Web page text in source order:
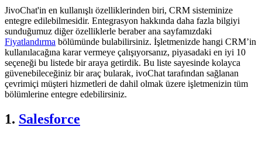
JivoChat'in en kullanışlı özelliklerinden biri, CRM sisteminize
entegre edilebilmesidir. Entegrasyon hakkında daha fazla bilgiyi
sunduğumuz diğer özelliklerle beraber ana sayfamızdaki
Fiyatlandırma bölümünde bulabilirsiniz. İşletmenizde hangi CRM’in
kullanılacağına karar vermeye çalışıyorsanız, piyasadaki en iyi 10
seçeneği bu listede bir araya getirdik. Bu liste sayesinde kolayca
güvenebileceğiniz bir araç bularak, ivoChat tarafından sağlanan
çevrimiçi müşteri hizmetleri de dahil olmak üzere işletmenizin tüm
bölümlerine entegre edebilirsiniz.
1. Salesforce